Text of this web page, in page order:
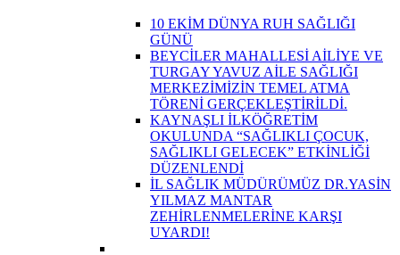
10 EKİM DÜNYA RUH SAĞLIĞI
GÜNÜ
BEYCİLER MAHALLESİ AİLİYE VE
TURGAY YAVUZ AİLE SAĞLIĞI
MERKEZİMİZİN TEMEL ATMA
TÖRENİ GERÇEKLEŞTİRİLDİ.
KAYNAŞLI İLKÖĞRETİM
OKULUNDA “SAĞLIKLI ÇOCUK,
SAĞLIKLI GELECEK” ETKİNLİĞİ
DÜZENLENDİ
İL SAĞLIK MÜDÜRÜMÜZ DR.YASİN
YILMAZ MANTAR
ZEHİRLENMELERİNE KARŞI
UYARDI!